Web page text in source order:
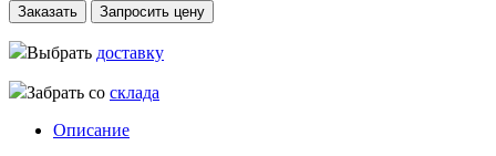
Заказать Запросить цену
Выбрать доставку
Забрать со склада
Описание